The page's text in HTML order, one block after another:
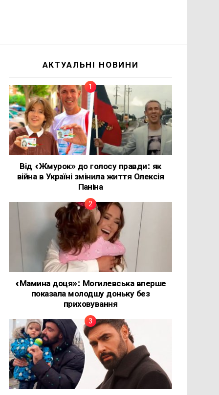
АКТУАЛЬНІ НОВИНИ
Від «Жмурок» до голосу правди: як
війна в Україні змінила життя Олексія
Паніна
«Мамина доця»: Могилевська вперше
показала молодшу доньку без
приховування